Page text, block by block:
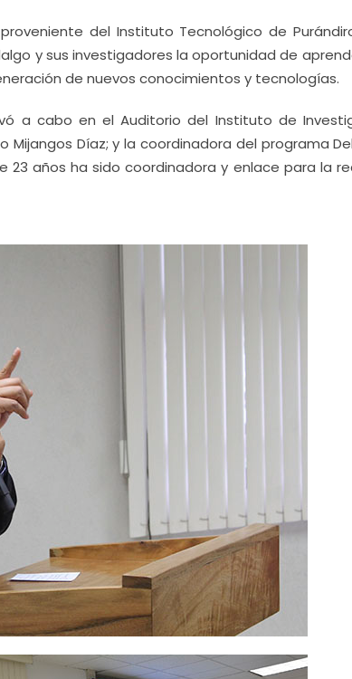
del Instituto Tecnológico de
y sus investigadores la oportunidad de
de nuevos conocimientos y tecnologías.
a cabo en el Auditorio del Instituto de
Mijangos Díaz; y la coordinadora del programa
23 años ha sido coordinadora y enlace para la